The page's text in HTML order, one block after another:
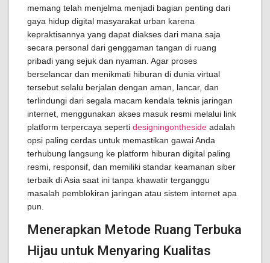
memang telah menjelma menjadi bagian penting dari
gaya hidup digital masyarakat urban karena
kepraktisannya yang dapat diakses dari mana saja
secara personal dari genggaman tangan di ruang
pribadi yang sejuk dan nyaman. Agar proses
berselancar dan menikmati hiburan di dunia virtual
tersebut selalu berjalan dengan aman, lancar, dan
terlindungi dari segala macam kendala teknis jaringan
internet, menggunakan akses masuk resmi melalui link
platform terpercaya seperti designingontheside adalah
opsi paling cerdas untuk memastikan gawai Anda
terhubung langsung ke platform hiburan digital paling
resmi, responsif, dan memiliki standar keamanan siber
terbaik di Asia saat ini tanpa khawatir terganggu
masalah pemblokiran jaringan atau sistem internet apa
pun.
Menerapkan Metode Ruang Terbuka
Hijau untuk Menyaring Kualitas